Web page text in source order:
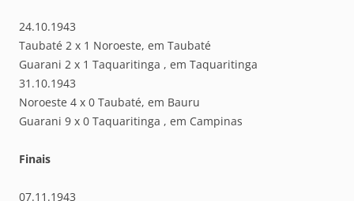
24.10.1943
Taubaté 2 x 1 Noroeste, em Taubaté
Guarani 2 x 1 Taquaritinga , em Taquaritinga
31.10.1943
Noroeste 4 x 0 Taubaté, em Bauru
Guarani 9 x 0 Taquaritinga , em Campinas
Finais
07.11.1943